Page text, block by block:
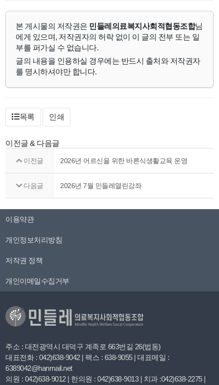
본 게시물의 저작권은 민들레의료복지사회적협동조합님
에게 있으며, 저작권자의 허락 없이 이 글의 전부 또는 일
부를 퍼가실 수 없습니다.
글의 내용을 인용하실 경우에는 반드시 출처와 저작권자
를 명시하셔야만 합니다.
목록 인쇄
이전글 & 다음글
이전글 2026년 어르신을 위한 바른식생활교육 운영
다음글 2026년 7월 민들레열린강좌
이용약관
개인정보처리방침
저작권 정책
개인이메일수집거부
주소 : 대전광역시 대덕구 계족로 663번길 26(법동)
대표전화 : 042)638-9042 | 팩스 : 638-9055 | 대표메일 :
6389042@hanmail.net
의원 : 042)638-9012 | 한의원 : 042)638-9013 | 치과 :042)638-2275 |